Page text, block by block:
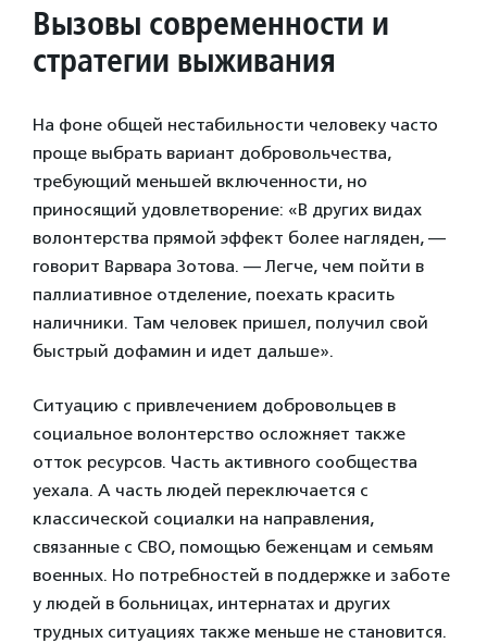
Вызовы современности и
стратегии выживания
На фоне общей нестабильности человеку часто
проще выбрать вариант добровольчества,
требующий меньшей включенности, но
приносящий удовлетворение: «В других видах
волонтерства прямой эффект более нагляден, —
говорит Варвара Зотова. — Легче, чем пойти в
паллиативное отделение, поехать красить
наличники. Там человек пришел, получил свой
быстрый дофамин и идет дальше».
Ситуацию с привлечением добровольцев в
социальное волонтерство осложняет также
отток ресурсов. Часть активного сообщества
уехала. А часть людей переключается с
классической социалки на направления,
связанные с СВО, помощью беженцам и семьям
военных. Но потребностей в поддержке и заботе
у людей в больницах, интернатах и других
трудных ситуациях также меньше не становится.